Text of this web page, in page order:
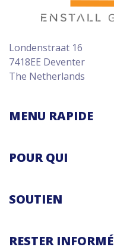
Londenstraat 16
7418EE Deventer
The Netherlands
MENU RAPIDE
POUR QUI
SOUTIEN
RESTER INFORMÉ